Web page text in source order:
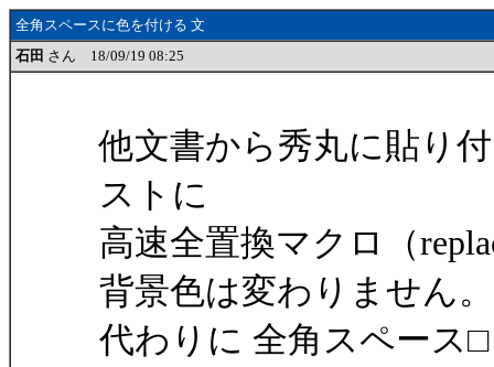
全角スペースに色を付ける 文
石田 さん 18/09/19 08:25
他文書から秀丸に貼り
ストに
高速全置換マクロ（
背景色は変わりません。
代わりに 全角スペース